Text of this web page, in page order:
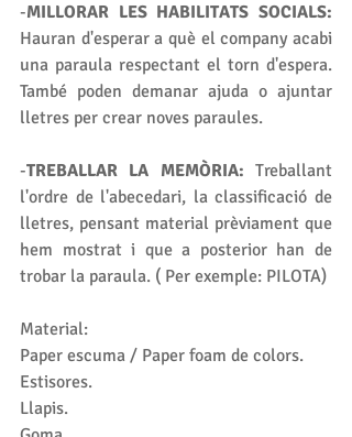
-MILLORAR LES HABILITATS SOCIALS:
Hauran d'esperar a què el company acabi
una paraula respectant el torn d'espera.
També poden demanar ajuda o ajuntar
lletres per crear noves paraules.
-TREBALLAR LA MEMÒRIA: Treballant
l'ordre de l'abecedari, la classificació de
lletres, pensant material prèviament que
hem mostrat i que a posterior han de
trobar la paraula. ( Per exemple: PILOTA)
Material:
Paper escuma / Paper foam de colors.
Estisores.
Llapis.